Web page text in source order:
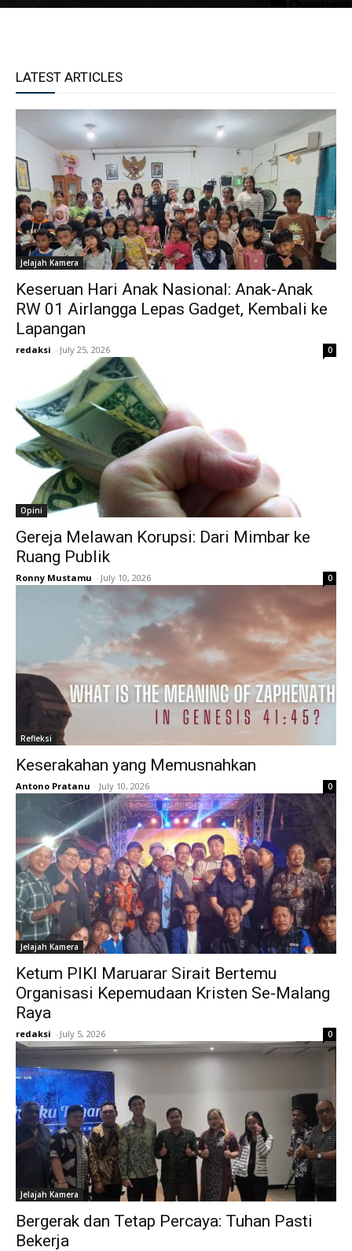
LATEST ARTICLES
Jelajah Kamera
Keseruan Hari Anak Nasional: Anak-Anak
RW 01 Airlangga Lepas Gadget, Kembali ke
Lapangan
redaksi - July 25, 2026 0
Opini
Gereja Melawan Korupsi: Dari Mimbar ke
Ruang Publik
Ronny Mustamu - July 10, 2026 0
Refleksi
Keserakahan yang Memusnahkan
Antono Pratanu - July 10, 2026 0
Jelajah Kamera
Ketum PIKI Maruarar Sirait Bertemu
Organisasi Kepemudaan Kristen Se-Malang
Raya
redaksi - July 5, 2026 0
Jelajah Kamera
Bergerak dan Tetap Percaya: Tuhan Pasti
Bekerja